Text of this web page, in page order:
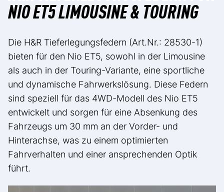
NIO ET5 LIMOUSINE & TOURING
Die H&R Tieferlegungsfedern (Art.Nr.: 28530-1)
bieten für den Nio ET5, sowohl in der Limousine
als auch in der Touring-Variante, eine sportliche
und dynamische Fahrwerkslösung. Diese Federn
sind speziell für das 4WD-Modell des Nio ET5
entwickelt und sorgen für eine Absenkung des
Fahrzeugs um 30 mm an der Vorder- und
Hinterachse, was zu einem optimierten
Fahrverhalten und einer ansprechenden Optik
führt.